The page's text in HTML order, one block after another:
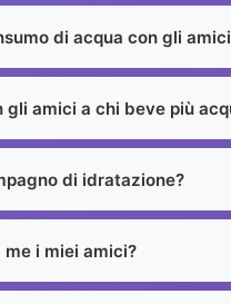
di acqua con gli
gli amici a chi beve più
di idratazione?
me i miei amici?